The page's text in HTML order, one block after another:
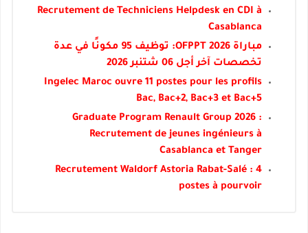
Recrutement de Techniciens Helpdesk en CDI à
Casablanca
مباراة OFPPT 2026: توظيف 95 مكونًا في عدة
تخصصات آخر أجل 06 شتنبر 2026
Ingelec Maroc ouvre 11 postes pour les profils
Bac, Bac+2, Bac+3 et Bac+5
Graduate Program Renault Group 2026 :
Recrutement de jeunes ingénieurs à
Casablanca et Tanger
Recrutement Waldorf Astoria Rabat-Salé : 4
postes à pourvoir